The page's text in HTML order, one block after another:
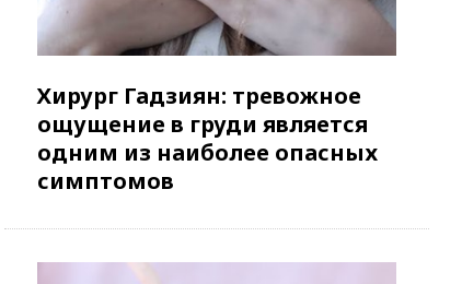
Хирург Гадзиян: тревожное
ощущение в груди является
одним из наиболее опасных
симптомов